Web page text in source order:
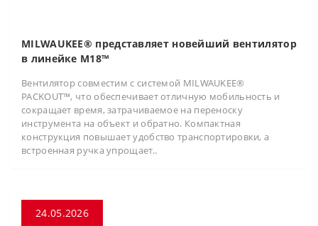
MILWAUKEE® представляет новейший вентилятор
в линейке M18™
Вентилятор совместим с системой MILWAUKEE®
PACKOUT™, что обеспечивает отличную мобильность и
сокращает время, затрачиваемое на переноску
инструмента на объект и обратно. Компактная
конструкция повышает удобство транспортировки, а
встроенная ручка упрощает..
24.05.2026